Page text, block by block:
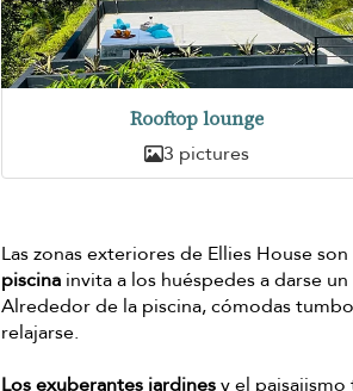
Rooftop lounge
3 pictures
Las zonas exteriores de Ellies House
piscina invita a los huéspedes a darse
Alrededor de la piscina, cómodas
relajarse.
Los exuberantes jardinesy el